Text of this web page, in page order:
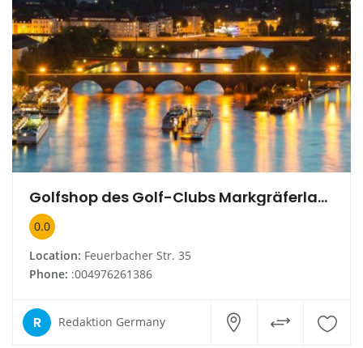
Golfshop des Golf-Clubs Markgräferland Kandern
0.0
Location: Feuerbacher Str. 35
Phone: :004976261386
R Redaktion Germany